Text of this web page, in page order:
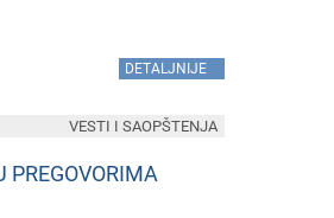
DETALJNIJE
PREGOVORIMA
VESTI I SAOPŠTENJA